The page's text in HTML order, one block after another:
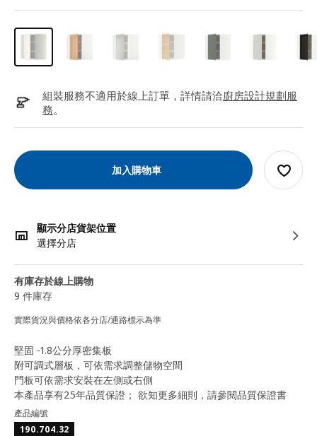
組裝服務不適用於線上訂單，詳情請洽廚房設計規劃服
務。
加入購物車
顯示分店貨架位置
選擇分店
有庫存於線上購物
9 件庫存
實際貨況與價格依各分店/通路標示為準
堅固 -1.8公分厚密集板
附可調式層板，可依需求調整儲物空間
門板可依需求安裝在左側或右側
本產品享有25年品質保證； 欲知更多細則，請參閱品質保證書
產品編號
190.704.32